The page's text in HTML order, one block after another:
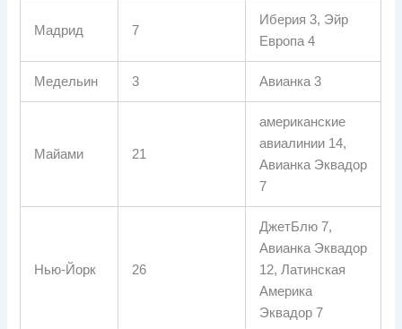
Мадрид 7
Иберия 3, Эйр
Европа 4
Медельин 3 Авианка 3
Майами 21
американские
авиалинии 14,
Авианка Эквадор
7
Нью-Йорк 26
ДжетБлю 7,
Авианка Эквадор
12, Латинская
Америка
Эквадор 7